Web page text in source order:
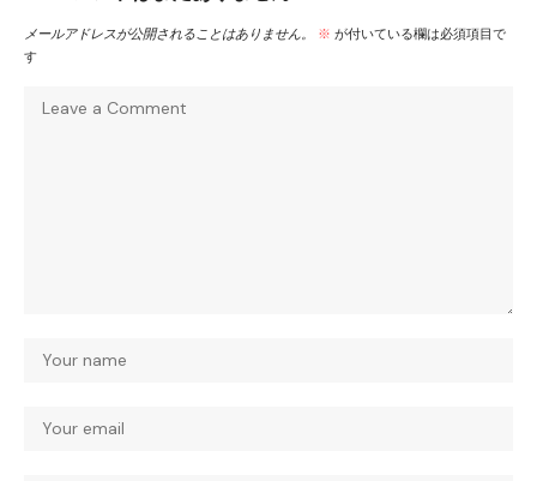
メールアドレスが公開されることはありません。 ※ が付いている欄は必須項目で
す